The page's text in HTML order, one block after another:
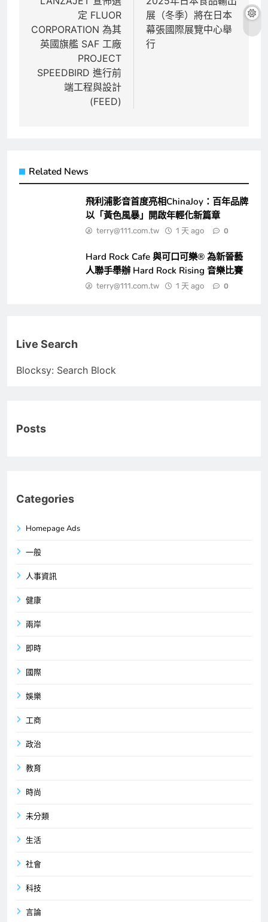
導
覽
定 FLUOR
CORPORATION 為其
英國旗艦 SAF 工廠
PROJECT
SPEEDBIRD 進行前
端工程與設計
(FEED)
展（冬季）將在日本
幕張國際展覽中心舉
行
Related News
飛利浦影音首度亮相ChinaJoy：百年品牌
以「黃色風暴」開啟年輕化新篇章
terry@111.com.tw 1 天 ago 0
Hard Rock Cafe 與可口可樂® 為新晉藝
人聯手舉辦 Hard Rock Rising 音樂比賽
terry@111.com.tw 1 天 ago 0
Live Search
Blocksy: Search Block
Posts
Categories
Homepage Ads
一般
人事資訊
健康
兩岸
即時
國際
娛樂
工商
政治
教育
時尚
未分類
生活
社會
科技
言論